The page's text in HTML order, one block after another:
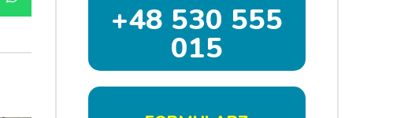
+48 530 555
015